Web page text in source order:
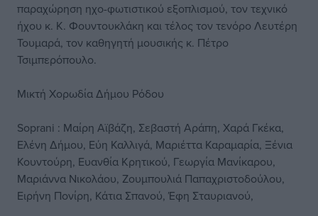
παραχώρηση ηχο-φωτιστικού εξοπλισμού, τον τεχνικό
ήχου κ. Κ. Φουντουκλάκη και τέλος τον τενόρο Λευτέρη
Τουμαρά, τον καθηγητή μουσικής κ. Πέτρο
Τσιμπερόπουλο.
Μικτή Χορωδία Δήμου Ρόδου
Soprani : Μαίρη Αϊβάζη, Σεβαστή Αράπη, Χαρά Γκέκα,
Ελένη Δήμου, Εύη Καλλιγά, Μαριέττα Καραμαρία, Ξένια
Κουντούρη, Ευανθία Κρητικού, Γεωργία Μανίκαρου,
Μαριάννα Νικολάου, Ζουμπουλιά Παπαχριστοδούλου,
Ειρήνη Πονίρη, Κάτια Σπανού, Έφη Σταυριανού,